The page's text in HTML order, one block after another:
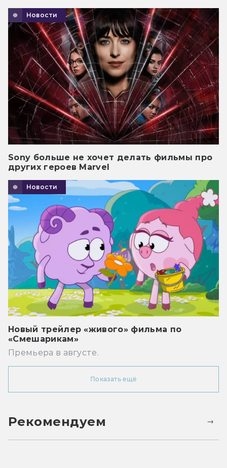
Новости
Sony больше не хочет делать фильмы про
других героев Marvel
Новости
Новый трейлер «живого» фильма по
«Смешарикам»
Премьера в августе.
Показать ещё
Рекомендуем